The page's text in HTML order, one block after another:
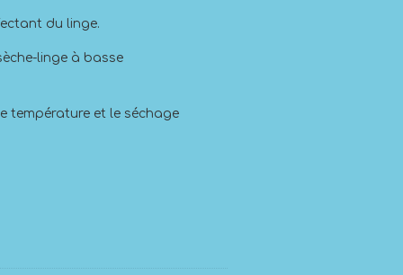
du linge.
linge à basse
température et le séchage